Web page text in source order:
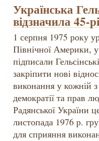
Українська
відзначила 45-
1 серпня 1975 року
Північної Америки,
підписали
закріпити нові
виконання у кожній
демократії та прав
Радянської України
листопада 1976 р.
для сприяння